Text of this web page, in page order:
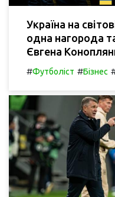
Україна на
одна нагорода
Євгена
#Футболіст #Бізнес